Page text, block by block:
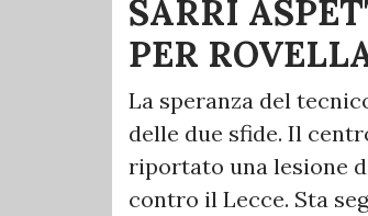
SARRI
PER
La speranza del
delle due sfide. Il
riportato una lesione
contro il Lecce. Sta